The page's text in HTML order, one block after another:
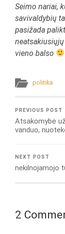
Seimo nariai,
savivaldybių
pasižada
vieno balso
politika
PREVIOUS POST
Atsakomybė
vanduo,
NEXT POST
nekilnojamojo
2